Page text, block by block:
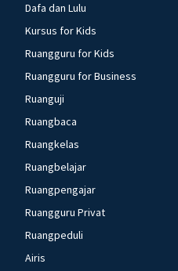
Dafa dan Lulu
Kursus for Kids
Ruangguru for Kids
Ruangguru for Business
Ruanguji
Ruangbaca
Ruangkelas
Ruangbelajar
Ruangpengajar
Ruangguru Privat
Ruangpeduli
Airis